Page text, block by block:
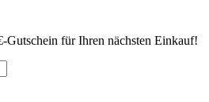
Gutschein für Ihren nächsten Einkauf!